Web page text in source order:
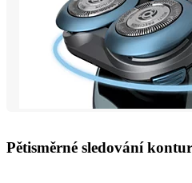
Pětisměrné sledování